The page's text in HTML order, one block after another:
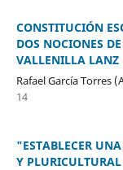
CONSTITUCIÓN
DOS NOCIONES
VALLENILLA LANZ
Rafael García Torres
14
"ESTABLECER
Y